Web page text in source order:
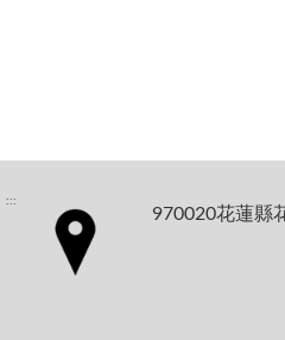
:::
970020花蓮縣